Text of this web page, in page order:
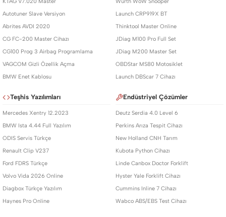
Autotuner Slave Versiyon
Abrites AVDI 2020
CG FC-200 Master Cihazı
CG100 Prog 3 Airbag Programlama
VAGCOM Gizli Özellik Açma
BMW Enet Kablosu
Launch CRP919X BT
Thinktool Master Online
JDiag M100 Pro Full Set
JDiag M200 Master Set
OBDStar MS80 Motosiklet
Launch DBScar 7 Cihazı
Teşhis Yazılımları
Mercedes Xentry 12.2023
BMW Ista 4.44 Full Yazılım
ODIS Servis Türkçe
Renault Clip V237
Ford FDRS Türkçe
Volvo Vida 2026 Online
Diagbox Türkçe Yazılım
Haynes Pro Online
Endüstriyel Çözümler
Deutz Serdia 4.0 Level 6
Perkins Arıza Tespit Cihazı
New Holland CNH Tarım
Kubota Python Cihazı
Linde Canbox Doctor Forklift
Hyster Yale Forklift Cihazı
Cummins Inline 7 Cihazı
Wabco ABS/EBS Test Cihazı